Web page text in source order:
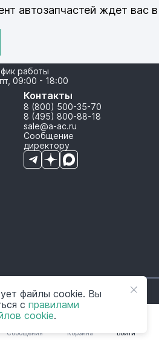
Войти
Сообщения Корзина
автозапчастей ждет вас в
работы
09:00 - 18:00
Контакты
8 (800) 500-35-70
8 (495) 800-88-18
sale@a-ac.ru
Сообщение
директору
защищены.
данных
регулирования и контроля
файлы cookie. Вы
с правилами
cookie.